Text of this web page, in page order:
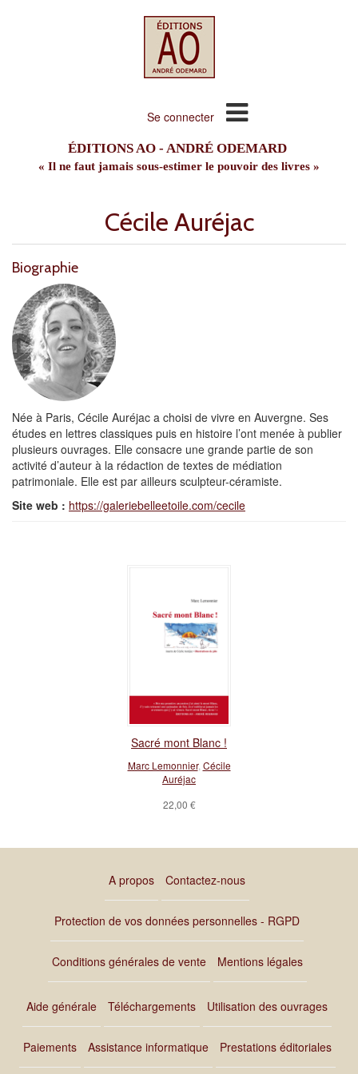
Se connecter
ÉDITIONS AO - ANDRÉ ODEMARD
« Il ne faut jamais sous-estimer le pouvoir des livres »
Cécile Auréjac
Biographie
Née à Paris, Cécile Auréjac a choisi de vivre en Auvergne. Ses
études en lettres classiques puis en histoire l’ont menée à publier
plusieurs ouvrages. Elle consacre une grande partie de son
activité d’auteur à la rédaction de textes de médiation
patrimoniale. Elle est par ailleurs sculpteur-céramiste.
Site web : https://galeriebelleetoile.com/cecile
Sacré mont Blanc !
Marc Lemonnier, Cécile
Auréjac
22,00 €
A propos Contactez-nous
Protection de vos données personnelles - RGPD
Conditions générales de vente Mentions légales
Aide générale Téléchargements Utilisation des ouvrages
Paiements Assistance informatique Prestations éditoriales